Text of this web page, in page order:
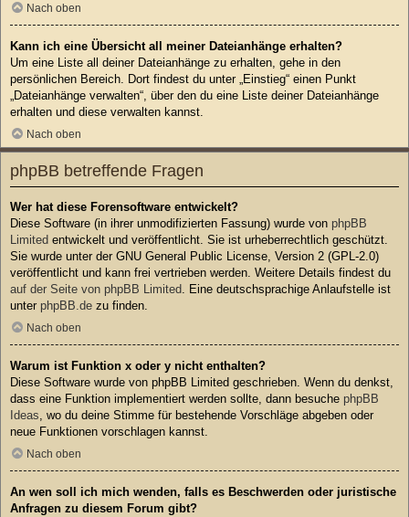
Nach oben
Kann ich eine Übersicht all meiner Dateianhänge erhalten?
Um eine Liste all deiner Dateianhänge zu erhalten, gehe in den
persönlichen Bereich. Dort findest du unter „Einstieg“ einen Punkt
„Dateianhänge verwalten“, über den du eine Liste deiner Dateianhänge
erhalten und diese verwalten kannst.
Nach oben
phpBB betreffende Fragen
Wer hat diese Forensoftware entwickelt?
Diese Software (in ihrer unmodifizierten Fassung) wurde von phpBB
Limited entwickelt und veröffentlicht. Sie ist urheberrechtlich geschützt.
Sie wurde unter der GNU General Public License, Version 2 (GPL-2.0)
veröffentlicht und kann frei vertrieben werden. Weitere Details findest du
auf der Seite von phpBB Limited. Eine deutschsprachige Anlaufstelle ist
unter phpBB.de zu finden.
Nach oben
Warum ist Funktion x oder y nicht enthalten?
Diese Software wurde von phpBB Limited geschrieben. Wenn du denkst,
dass eine Funktion implementiert werden sollte, dann besuche phpBB
Ideas, wo du deine Stimme für bestehende Vorschläge abgeben oder
neue Funktionen vorschlagen kannst.
Nach oben
An wen soll ich mich wenden, falls es Beschwerden oder juristische
Anfragen zu diesem Forum gibt?